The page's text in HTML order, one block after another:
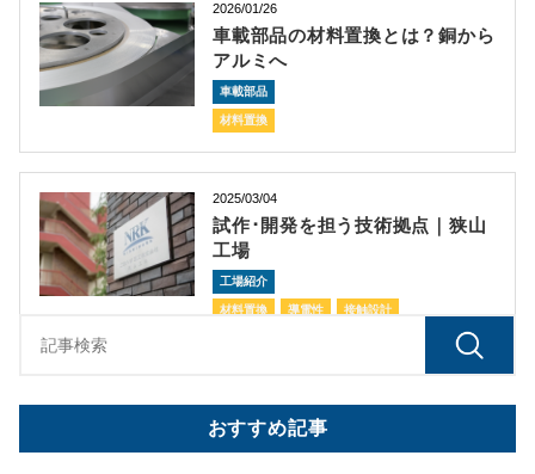
2026/01/26
車載部品の材料置換とは？銅から
アルミへ
車載部品
材料置換
2025/03/04
試作･開発を担う技術拠点｜狭山
工場
工場紹介
材料置換 導電性 接触設計
おすすめ記事